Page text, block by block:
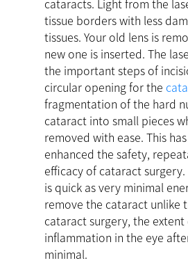
tissue borders with less
tissues. Your old lens is
new one is inserted. The
the important steps of
circular opening for the
fragmentation of the hard
cataract into small pieces
removed with ease. This
enhanced the safety,
efficacy of cataract
is quick as very minimal
remove the cataract unlike
cataract surgery, the extent
inflammation in the eye
minimal.